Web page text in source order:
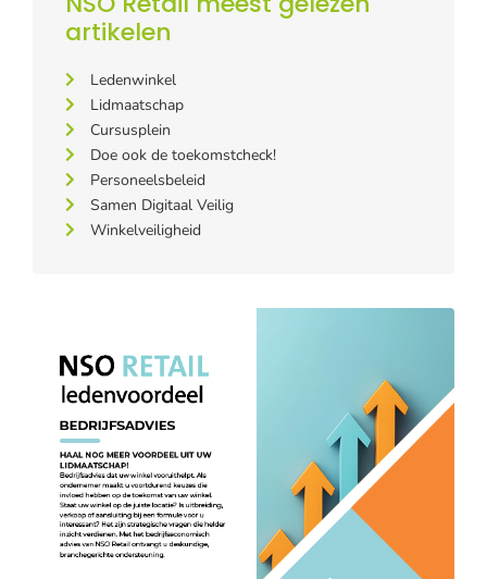
artikelen
Ledenwinkel
Lidmaatschap
Cursusplein
Doe ook de toekomstcheck!
Personeelsbeleid
Samen Digitaal Veilig
Winkelveiligheid